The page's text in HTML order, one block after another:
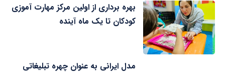
بهره برداری از اولین مرکز مهارت آموزی
کودکان تا یک ماه آینده
مدل ایرانی به عنوان چهره تبلیغاتی